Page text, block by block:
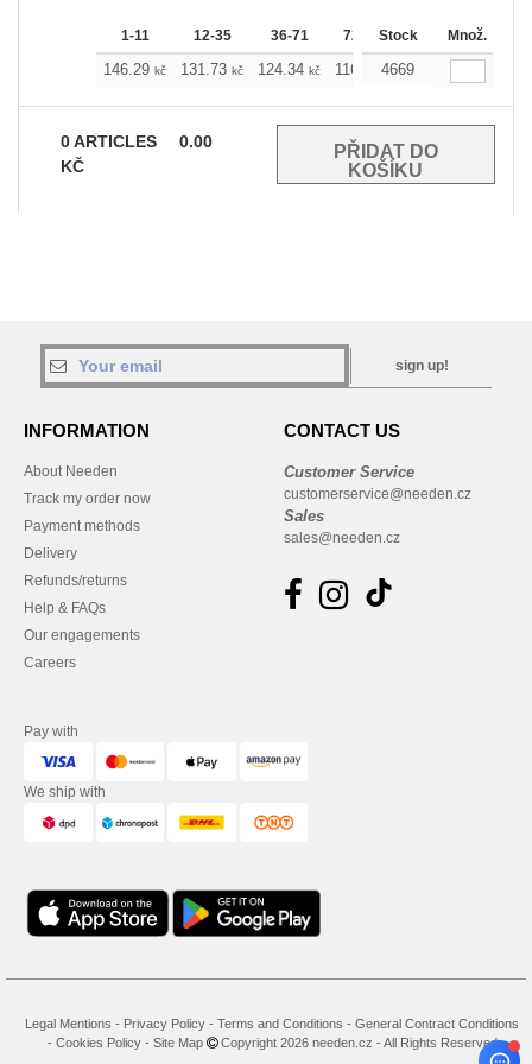
1-11 12-35 36-71 72-143 144-287
Stock Množ.
146.29 kč 131.73 kč 124.34 kč 116.94kč 109.78
4669
0ARTICLES
0.00
KČ
sign up!
INFORMATION
About Needen
Track my order now
Payment methods
Delivery
Refunds/returns
Help & FAQs
Our engagements
Careers
CONTACT US
Customer Service
customerservice@needen.cz
Sales
sales@needen.cz
Pay with
We ship with
Legal Mentions - Privacy Policy - Terms and Conditions - General Contract Conditions
- Cookies Policy- Site Map Copyright 2026 needen.cz - All Rights Reserved